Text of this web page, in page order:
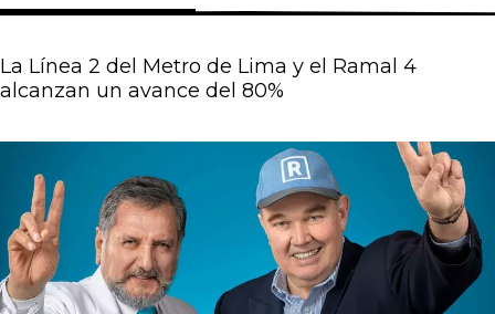
La Línea 2 del Metro de Lima y el Ramal 4
alcanzan un avance del 80%
Página
Página
Página
Página
Página